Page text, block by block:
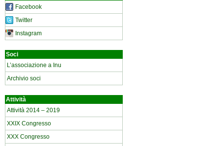
Facebook
Twitter
Instagram
Soci
L’associazione a Inu
Archivio soci
Attività
Attività 2014 – 2019
XXIX Congresso
XXX Congresso